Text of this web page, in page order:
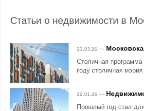
Статьи о недвижимости в
23.03.26 —
Столичная
году столичная
22.01.26 —
Прошлый год стал